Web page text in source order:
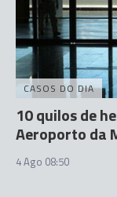
CASOS DO DIA
10 quilos de
Aeroporto da
4 Ago 08:50